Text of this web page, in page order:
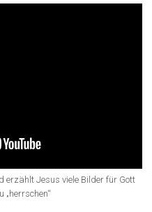
erzählt Jesus viele Bilder für Gott
„herrschen“